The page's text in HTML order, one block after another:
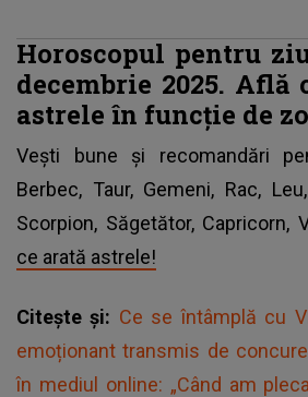
Horoscopul pentru
decembrie 2025. Află
astrele în funcție de
Vești bune și recomandări
Berbec, Taur, Gemeni, Rac,
Scorpion, Săgetător, Capricorn,
ce arată astrele!
Citește și: Ce se întâmplă cu
emoționant transmis de
în mediul online: „Când am